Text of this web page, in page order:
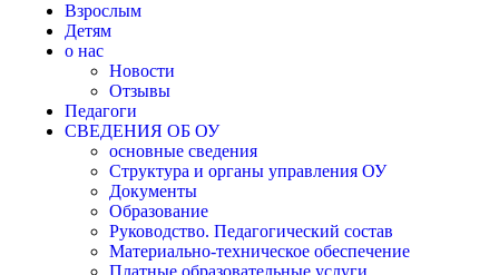
Взрослым
Детям
о нас
Новости
Отзывы
Педагоги
СВЕДЕНИЯ ОБ ОУ
основные сведения
Структура и органы управления ОУ
Документы
Образование
Руководство. Педагогический состав
Материально-техническое обеспечение